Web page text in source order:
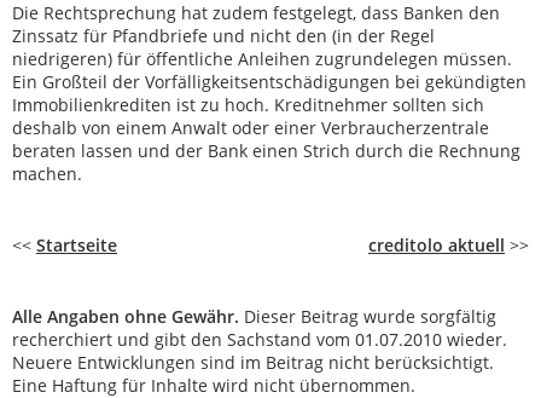
Die Rechtsprechung hat zudem festgelegt, dass Banken den
Zinssatz für Pfandbriefe und nicht den (in der Regel
niedrigeren) für öffentliche Anleihen zugrundelegen müssen.
Ein Großteil der Vorfälligkeitsentschädigungen bei gekündigten
Immobilienkrediten ist zu hoch. Kreditnehmer sollten sich
deshalb von einem Anwalt oder einer Verbraucherzentrale
beraten lassen und der Bank einen Strich durch die Rechnung
machen.
<< Startseite creditolo aktuell >>
Alle Angaben ohne Gewähr. Dieser Beitrag wurde sorgfältig
recherchiert und gibt den Sachstand vom 01.07.2010 wieder.
Neuere Entwicklungen sind im Beitrag nicht berücksichtigt.
Eine Haftung für Inhalte wird nicht übernommen.